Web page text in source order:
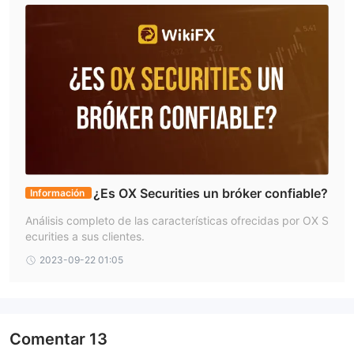
Financiamiento con Tarjeta, Pagos con Criptomonedas,
PayNow, Transferencia Bancaria, PHP de Filipinas, Awepay,
Neteller y Skrill.
Información ¿Es OX Securities un bróker confiable?
Análisis completo de las características ofrecidas por OX S
ecurities a sus clientes.
2023-09-22 01:05
Comentar 13